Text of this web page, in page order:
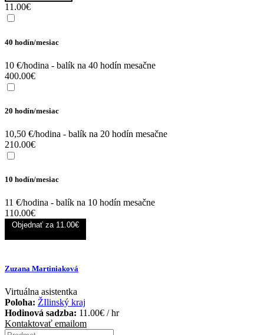
11.00€
40 hodín/mesiac
10 €/hodina - balík na 40 hodín mesačne
400.00€
20 hodín/mesiac
10,50 €/hodina - balík na 20 hodín mesačne
210.00€
10 hodín/mesiac
11 €/hodina - balík na 10 hodín mesačne
110.00€
Objednať za 11.00€
Zuzana Martiniaková
Virtuálna asistentka
Poloha: ŽIlinský kraj
Hodinová sadzba: 11.00€ / hr
Kontaktovať emailom